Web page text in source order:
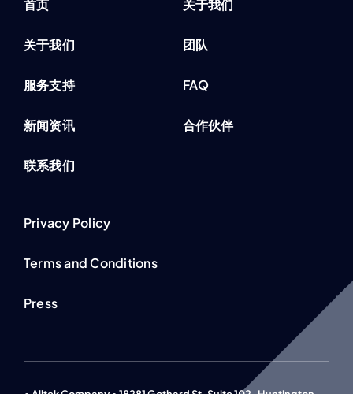
首页
关于我们
服务支持
新闻资讯
联系我们
关于我们
团队
FAQ
合作伙伴
Privacy Policy
Terms and Conditions
Press